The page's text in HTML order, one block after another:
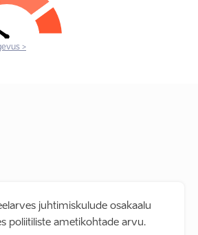
>
juhtimiskulude osakaalu
poliitiliste ametikohtade arvu.